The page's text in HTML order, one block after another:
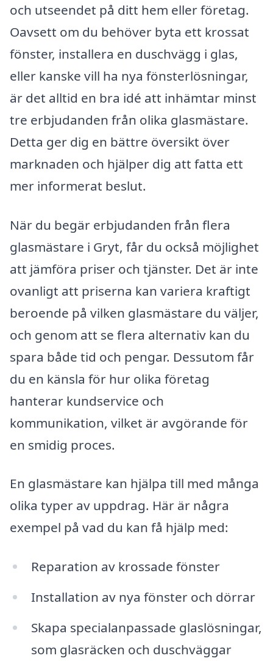
och utseendet på ditt hem eller företag.
Oavsett om du behöver byta ett krossat
fönster, installera en duschvägg i glas,
eller kanske vill ha nya fönsterlösningar,
är det alltid en bra idé att inhämtar minst
tre erbjudanden från olika glasmästare.
Detta ger dig en bättre översikt över
marknaden och hjälper dig att fatta ett
mer informerat beslut.
När du begär erbjudanden från flera
glasmästare i Gryt, får du också möjlighet
att jämföra priser och tjänster. Det är inte
ovanligt att priserna kan variera kraftigt
beroende på vilken glasmästare du väljer,
och genom att se flera alternativ kan du
spara både tid och pengar. Dessutom får
du en känsla för hur olika företag
hanterar kundservice och
kommunikation, vilket är avgörande för
en smidig proces.
En glasmästare kan hjälpa till med många
olika typer av uppdrag. Här är några
exempel på vad du kan få hjälp med:
Reparation av krossade fönster
Installation av nya fönster och dörrar
Skapa specialanpassade glaslösningar,
som glasräcken och duschväggar